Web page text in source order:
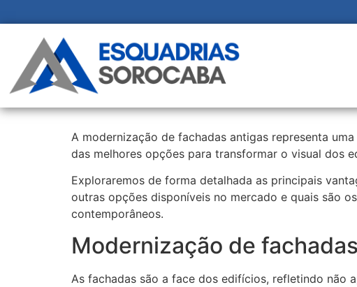
A modernização de fachadas antigas representa
das melhores opções para transformar o visual dos
Exploraremos de forma detalhada as principais
outras opções disponíveis no mercado e quais são
contemporâneos.
Modernização de fachadas
As fachadas são a face dos edifícios, refletindo não